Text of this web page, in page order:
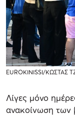
EUROKINISSI/ΚΩΣΤΑΣ
Λίγες μόνο
ανακοίνωση των